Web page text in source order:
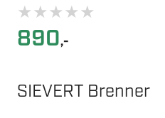
★★★★★
890,-
SIEVERT Brenner